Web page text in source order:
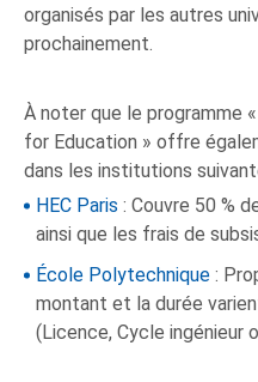
organisés par les autres
prochainement.
À noter que le programme
for Education » offre
dans les institutions
HEC Paris : Couvre 50 %
ainsi que les frais de
École Polytechnique :
montant et la durée
(Licence, Cycle ingénieur